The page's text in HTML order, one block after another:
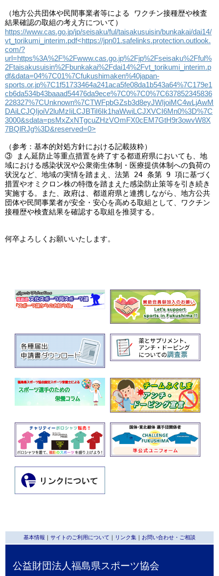
（地方公共団体や民間事業者等による ワクチン接種歴や検査
https://www.cas.go.jp/jp/seisaku/ful/taisakusuisin/bunkakai/dai14/
vt_torikumi_interim.pdf<https://jpn01.safelinks.protection.outlook.
com/?
url=https%3A%2F%2Fwww.cas.go.jp%2Fjp%2Fseisaku%2Fful%
2Ftaisakusuisin%2Fbunkakai%2Fdai14%2Fvt_torikumi_interim.p
df&data=04%7C01%7Cfukushimaken%40japan-
sports.or.jp%7C1f51733464a241aca5fe08da1b543a64%7C179e1
cb6da534b43baaad54476da9ece%7C0%7C0%7C637852345836
228327%7CUnknown%7CTWFpbGZsb3d8eyJWIjoiMC4wLjAwM
DAiLCJQIjoiV2luMzIiLCJBTiI6Ik1haWwiLCJXVCI6Mn0%3D%7C
3000&sdata=psMxZxNTgcuZHzVOmFX0cEM7GtH9r3owvW8X
7BQlRJg%3D&reserved=0>
（参考：基本的対処方針における記載抜粋）
③ まん延防止等重点措置を終了する都道府県においても、地
域における感染状況や公衆衛生体制・医療提供体制への負荷の
状況など、地域の実情を踏まえ、法第 24 条第 9 項に基づく
措置やオミクロン株の特徴を踏まえた感染防止策等を引き続き
実施する。また、政府は、都道府県と連携しながら、地方公共
団体や⺠間事業者が安全・安心を高める取組として、ワクチン
接種歴や検査結果を確認する取組を推奨する。
何卒よろしくお願いいたします。
基本情報 サイトのご利用について リンク集 お問い合わせ・ご相談
公益財団法人福島県スポーツ協会